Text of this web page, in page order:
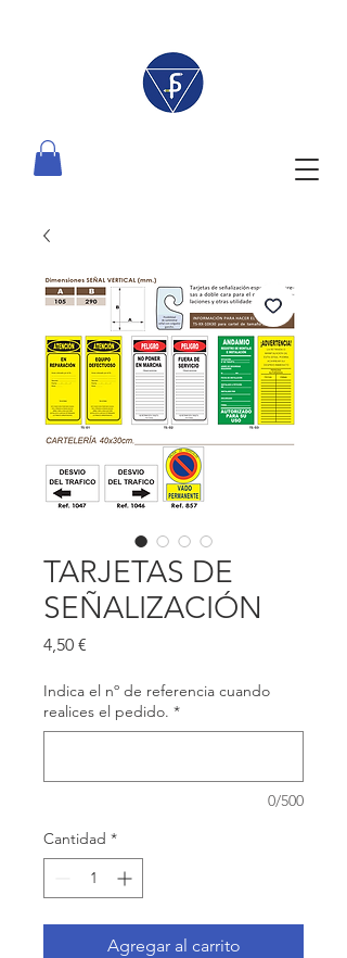
TARJETAS DE
SEÑALIZACIÓN
4,50 €
Indica el nº de referencia cuando
realices el pedido. *
0/500
Cantidad *
Agregar al carrito